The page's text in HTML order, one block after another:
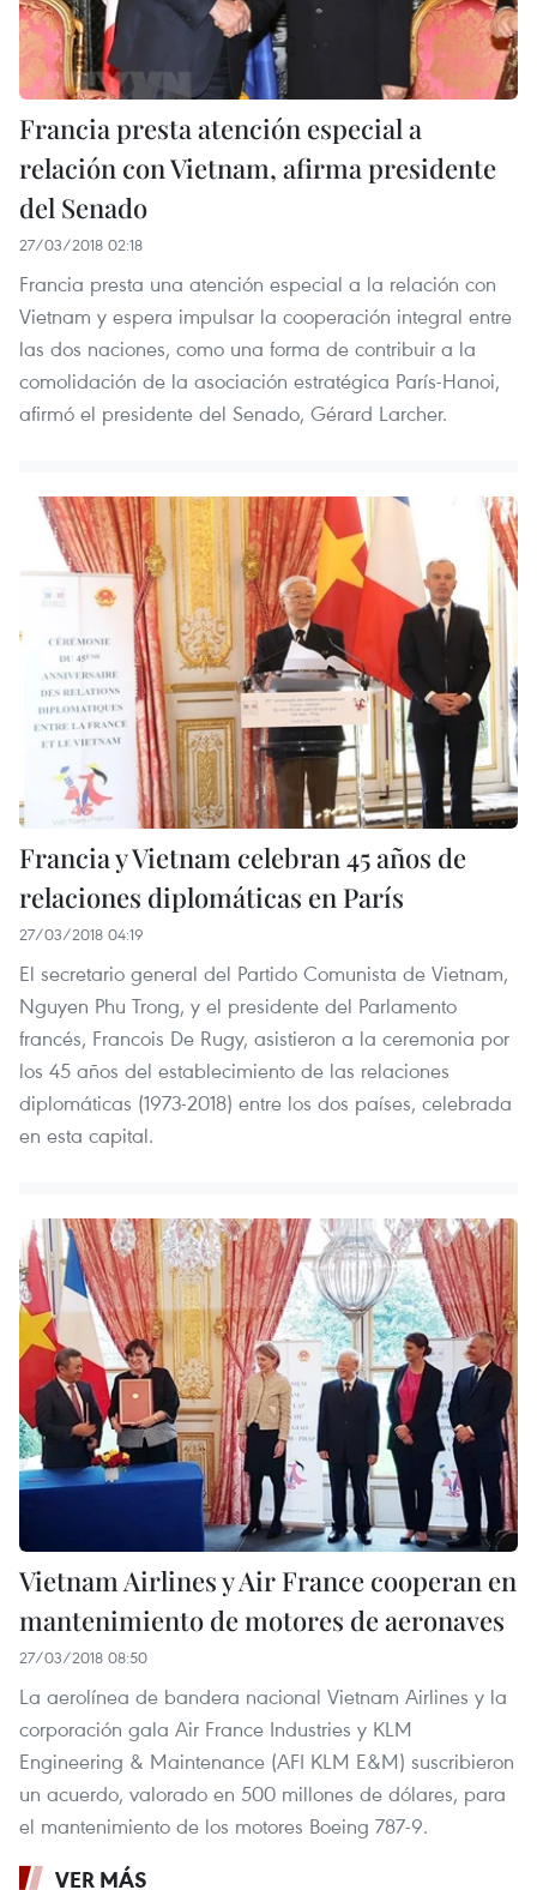
Francia presta atención especial a
relación con Vietnam, afirma presidente
del Senado
27/03/2018 02:18
Francia presta una atención especial a la relación con
Vietnam y espera impulsar la cooperación integral entre
las dos naciones, como una forma de contribuir a la
comolidación de la asociación estratégica París-Hanoi,
afirmó el presidente del Senado, Gérard Larcher.
Francia y Vietnam celebran 45 años de
relaciones diplomáticas en París
27/03/2018 04:19
El secretario general del Partido Comunista de Vietnam,
Nguyen Phu Trong, y el presidente del Parlamento
francés, Francois De Rugy, asistieron a la ceremonia por
los 45 años del establecimiento de las relaciones
diplomáticas (1973-2018) entre los dos países, celebrada
en esta capital.
Vietnam Airlines y Air France cooperan en
mantenimiento de motores de aeronaves
27/03/2018 08:50
La aerolínea de bandera nacional Vietnam Airlines y la
corporación gala Air France Industries y KLM
Engineering & Maintenance (AFI KLM E&M) suscribieron
un acuerdo, valorado en 500 millones de dólares, para
el mantenimiento de los motores Boeing 787-9.
VER MÁS